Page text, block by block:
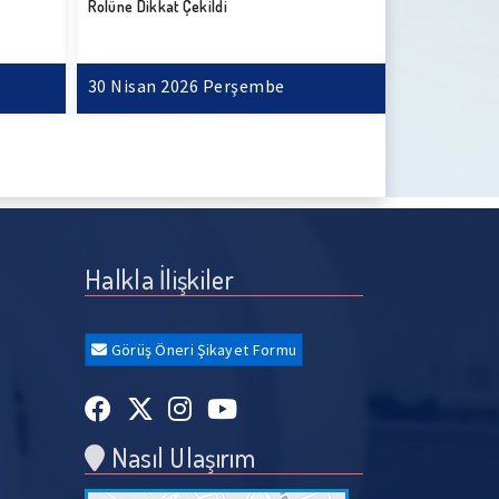
Görülme Sıklığı Arttı
8 Nisan 2026 Çarşamba
Halkla İlişkiler
Görüş Öneri Şikayet Formu
Nasıl Ulaşırım